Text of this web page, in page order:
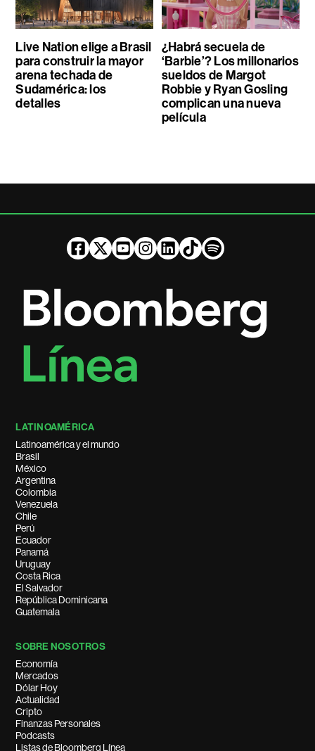
Live Nation elige a Brasil
para construir la mayor
arena techada de
Sudamérica: los
detalles
¿Habrá secuela de
‘Barbie’? Los millonarios
sueldos de Margot
Robbie y Ryan Gosling
complican una nueva
película
LATINOAMÉRICA
Latinoamérica y el mundo
Brasil
México
Argentina
Colombia
Venezuela
Chile
Perú
Ecuador
Panamá
Uruguay
Costa Rica
El Salvador
República Dominicana
Guatemala
SOBRE NOSOTROS
Economía
Mercados
Dólar Hoy
Actualidad
Cripto
Finanzas Personales
Podcasts
Listas de Bloomberg Línea